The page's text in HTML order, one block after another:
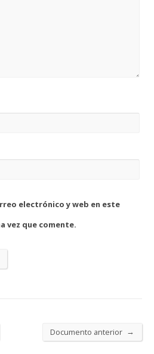
electrónico y web en este
vez que comente.
Documento anterior →